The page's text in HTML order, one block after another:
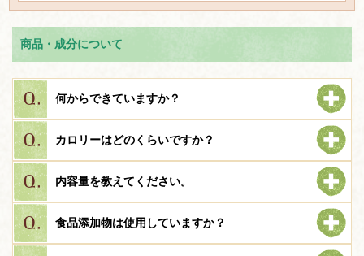
商品・成分について
何からできていますか？
カロリーはどのくらいですか？
内容量を教えてください。
食品添加物は使用していますか？